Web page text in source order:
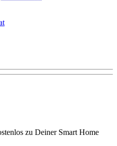
zu Deiner Smart Home